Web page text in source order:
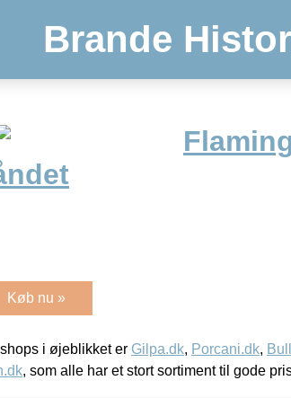
Brande
Køb nu »
i øjeblikket er Gilpa.dk, Porcani.dk,
, som alle har et stort sortiment til gode